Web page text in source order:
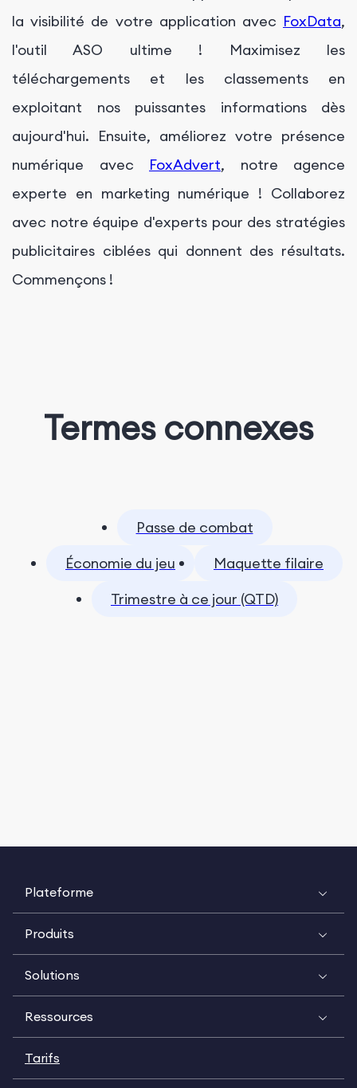
la visibilité de votre application avec FoxData,
l'outil ASO ultime ! Maximisez les
téléchargements et les classements en
exploitant nos puissantes informations dès
aujourd'hui. Ensuite, améliorez votre présence
numérique avec FoxAdvert, notre agence
experte en marketing numérique ! Collaborez
avec notre équipe d'experts pour des stratégies
publicitaires ciblées qui donnent des résultats.
Commençons !
Termes connexes
Passe de combat
Économie du jeu
Maquette filaire
Trimestre à ce jour (QTD)
Plateforme
Produits
Solutions
Ressources
Tarifs